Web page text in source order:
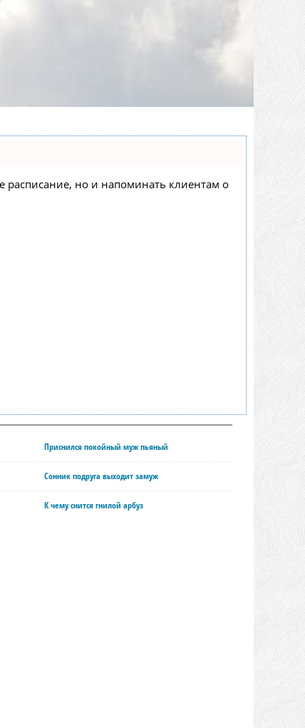
расписание, но и напоминать клиентам о
Приснился покойный муж пьяный
Сонник подруга выходит замуж
К чему снится гнилой арбуз